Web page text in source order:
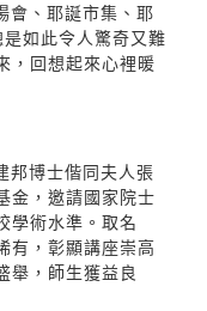
會、耶誕市集、耶
如此令人驚奇又難
，回想起來心裡暖
邦博士偕同夫人張
金，邀請國家院士
學術水準。取名
有，彰顯講座崇高
舉，師生獲益良